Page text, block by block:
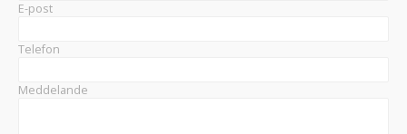
E-post
Telefon
Meddelande